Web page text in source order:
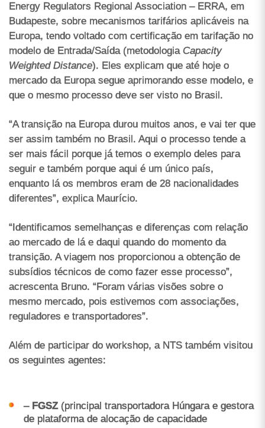
Energy Regulators Regional Association – ERRA, em
Budapeste, sobre mecanismos tarifários aplicáveis na
Europa, tendo voltado com certificação em tarifação no
modelo de Entrada/Saída (metodologia Capacity
Weighted Distance). Eles explicam que até hoje o
mercado da Europa segue aprimorando esse modelo, e
que o mesmo processo deve ser visto no Brasil.
“A transição na Europa durou muitos anos, e vai ter que
ser assim também no Brasil. Aqui o processo tende a
ser mais fácil porque já temos o exemplo deles para
seguir e também porque aqui é um único país,
enquanto lá os membros eram de 28 nacionalidades
diferentes”, explica Maurício.
“Identificamos semelhanças e diferenças com relação
ao mercado de lá e daqui quando do momento da
transição. A viagem nos proporcionou a obtenção de
subsídios técnicos de como fazer esse processo”,
acrescenta Bruno. “Foram várias visões sobre o
mesmo mercado, pois estivemos com associações,
reguladores e transportadores”.
Além de participar do workshop, a NTS também visitou
os seguintes agentes:
– FGSZ(principal transportadora Húngara e gestora
de plataforma de alocação de capacidade